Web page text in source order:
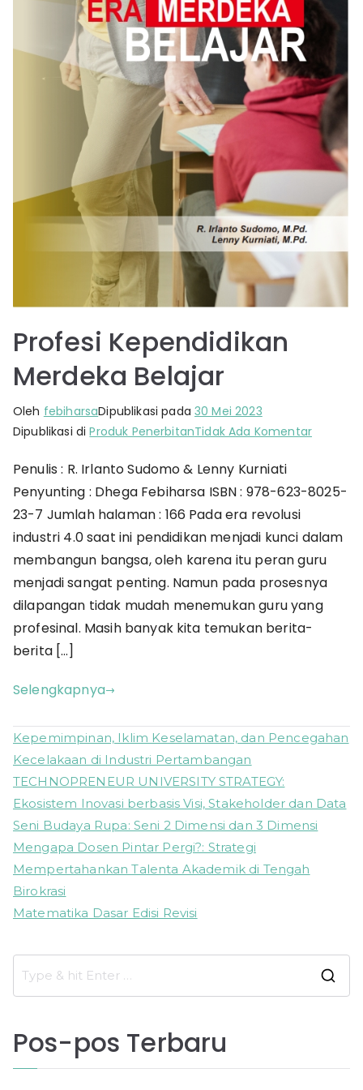
Profesi Kependidikan
Merdeka Belajar
Oleh febiharsaDipublikasi pada 30 Mei 2023
Dipublikasi diProduk PenerbitanTidak Ada Komentarpada
Merdeka
Penulis : R. Irlanto Sudomo & Lenny Kurniati
Penyunting : Dhega Febiharsa ISBN : 978-623-8025-
23-7 Jumlah halaman : 166 Pada era revolusi
industri 4.0 saat ini pendidikan menjadi kunci dalam
membangun bangsa, oleh karena itu peran guru
menjadi sangat penting. Namun pada prosesnya
dilapangan tidak mudah menemukan guru yang
profesinal. Masih banyak kita temukan berita-
berita […]
Selengkapnya
Kepemimpinan, Iklim Keselamatan, dan Pencegahan
Kecelakaan di Industri Pertambangan
TECHNOPRENEUR UNIVERSITY STRATEGY:
Ekosistem Inovasi berbasis Visi, Stakeholder dan Data
Seni Budaya Rupa: Seni 2 Dimensi dan 3 Dimensi
Mengapa Dosen Pintar Pergi?: Strategi
Mempertahankan Talenta Akademik di Tengah
Birokrasi
Matematika Dasar Edisi Revisi
c
Pos-pos Terbaru